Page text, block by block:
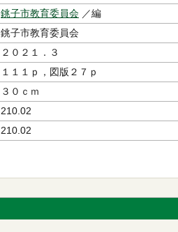
銚子市教育委員会 ／編
銚子市教育委員会
２０２１．３
１１１ｐ，図版２７ｐ
３０ｃｍ
210.02
210.02